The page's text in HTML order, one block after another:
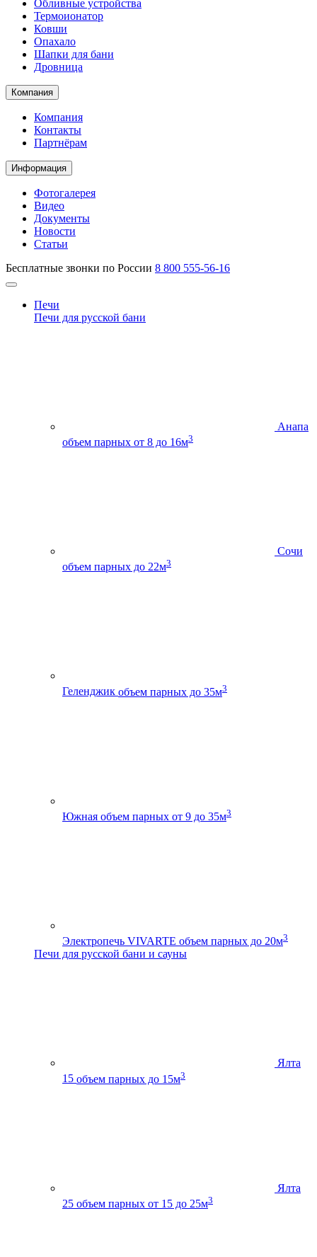
Обливные устройства
Термоионатор
Ковши
Опахало
Шапки для бани
Дровница
Компания
Компания
Контакты
Партнёрам
Информация
Фотогалерея
Видео
Документы
Новости
Статьи
Бесплатные звонки по России 8 800 555-56-16
Печи
Печи для русской бани
Анапа
объем парных от 8 до 16м3
Сочи
объем парных до 22м3
Геленджик объем парных до 35м3
Южная объем парных от 9 до 35м3
Электропечь VIVARTE объем парных до 20м3
Печи для русской бани и сауны
Ялта
15 объем парных до 15м3
Ялта
25 объем парных от 15 до 25м3